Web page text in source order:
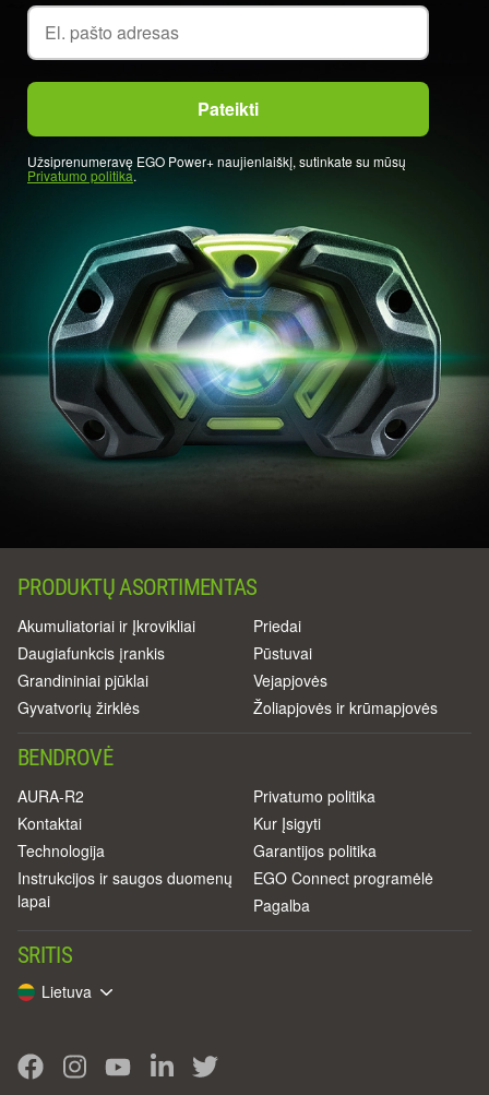
Užsiprenumeravę EGO Power+ naujienlaiškį, sutinkate su mūsų
Privatumo politika.
PRODUKTŲ ASORTIMENTAS
Akumuliatoriai ir Įkrovikliai
Daugiafunkcis įrankis
Grandininiai pjūklai
Gyvatvorių žirklės
Priedai
Pūstuvai
Vejapjovės
Žoliapjovės ir krūmapjovės
BENDROVĖ
AURA-R2
Kontaktai
Technologija
Instrukcijos ir saugos duomenų
lapai
Privatumo politika
Kur Įsigyti
Garantijos politika
EGO Connect programėlė
Pagalba
SRITIS
Lietuva